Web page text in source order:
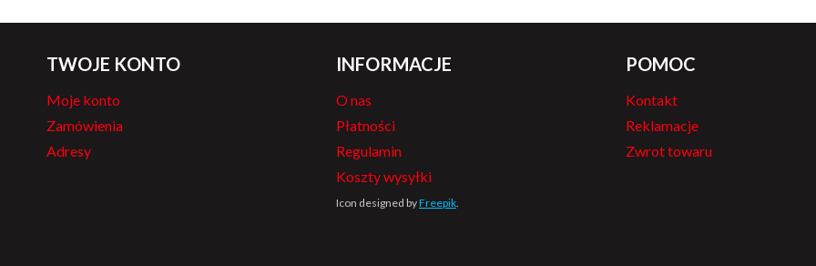
TWOJE KONTO
Moje konto
Zamówienia
Adresy
INFORMACJE
O nas
Płatności
Regulamin
Koszty wysyłki
Icon designed byFreepik
POMOC
Kontakt
Reklamacje
Zwrot towaru